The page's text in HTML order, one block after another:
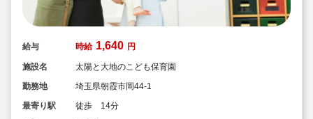
給与 時給 1,640 円
施設名
太陽と大地のこども保育園
勤務地
埼玉県朝霞市岡44-1
最寄り駅
徒歩 14分